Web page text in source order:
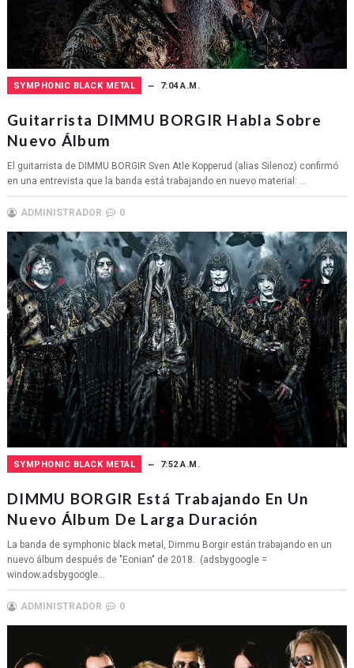
SYMPHONIC BLACK METAL 7:04 A.M.
Guitarrista DIMMU BORGIR Habla Sobre
Nuevo Álbum
El guitarrista de DIMMU BORGIR Sven Atle Kopperud (alias Silenoz) confirmó
en una entrevista que la banda está trabajando en nuevo material: ...
ADMINISTRADOR 0
SYMPHONIC BLACK METAL 7:52 A.M.
DIMMU BORGIR Está Trabajando En Un
Nuevo Álbum De Larga Duración
La banda de symphonic black metal, Dimmu Borgir están trabajando en un
nuevo álbum después de "Eonian" de 2018. (adsbygoogle =
window.adsbygoogle...
ADMINISTRADOR 0